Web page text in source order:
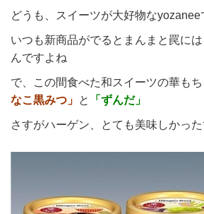
どうも、スイーツが大好物なyozanee
いつも新商品がでるとまんまと罠に
んですよね
で、この間食べた和スイーツの華もち
なこ黒みつ」 と
「ずんだ」
さすがハーゲン、とても美味しかっ